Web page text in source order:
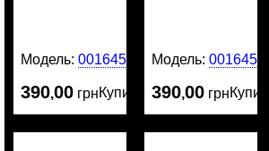
Модель:0016452
390,00 грнКупити
Модель:0016451
390,00 грнКупити